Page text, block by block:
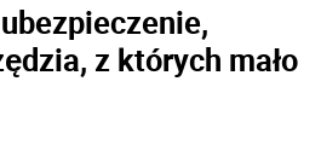
z których mało